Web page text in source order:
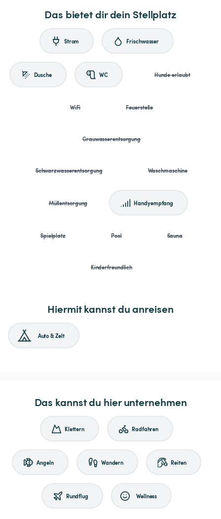
Das bietet dir dein Stellplatz
Strom Frischwasser
Dusche WC Hunde erlaubt
WiFi Feuerstelle
Grauwasserentsorgung
Schwarzwasserentsorgung Waschmaschine
Müllentsorgung Handyempfang
Spielplatz Pool Sauna
Kinderfreundlich
Hiermit kannst du anreisen
Auto & Zelt
Das kannst du hier unternehmen
Klettern Radfahren
Angeln Wandern Reiten
Rundflug Wellness